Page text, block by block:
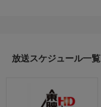
放送スケジュール一覧